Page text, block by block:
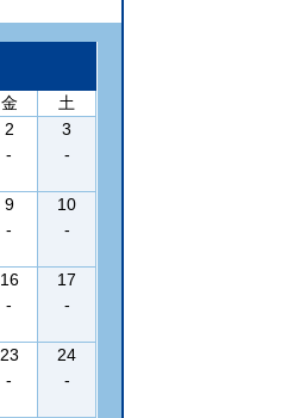
金
土
2
-
3
-
9
-
10
-
16
-
17
-
23
-
24
-